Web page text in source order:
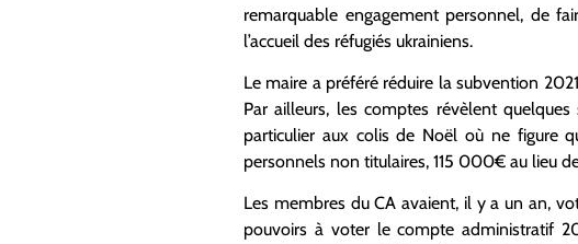
remarquable engagement personnel, de
l’accueil des réfugiés ukrainiens.
Le maire a préféré réduire la subvention
Par ailleurs, les comptes révèlent
particulier aux colis de Noël où ne figure
personnels non titulaires, 115 000€ au lieu
Les membres du CA avaient, il y a un an,
pouvoirs à voter le compte administratif